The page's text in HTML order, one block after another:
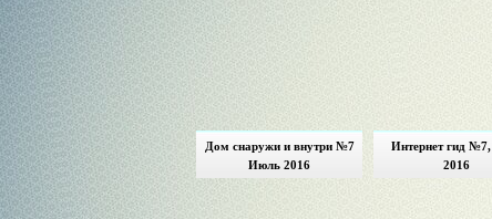
Дом снаружи и внутри №7
Июль 2016
Интернет гид
2016